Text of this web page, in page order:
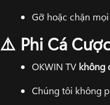
Gỡ hoặc chặn
⚠️ Phi Cá
OKWIN TV không
Chúng tôi không